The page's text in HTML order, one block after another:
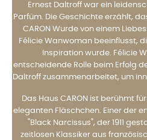
Ernest Daltroff war ein
Parfüm. Die Geschichte erzählt,
CARON Wurde von einem
Félicie Wanwoman beeinflusst,
Inspiration wurde. Félicie
entscheidende Rolle beim Erfolg
Daltroff zusammenarbeitet, um
Das Haus CARON ist berühmt
eleganten Fläschchen. Einer der
"Black Narcissus", der 1911
zeitlosen Klassiker aus